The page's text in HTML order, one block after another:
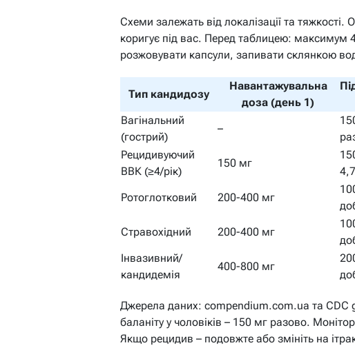
Схеми залежать від локалізації та тяжкості.
коригує під вас. Перед таблицею: максимум
розжовувати капсули, запивати склянкою
Тип кандидозу
Навантажувальна
доза (день 1)
Вагінальний
(гострий)
–
Рецидивуючий
ВВК (≥4/рік)
150 мг
Ротоглотковий
200-400 мг
Стравохідний 200-400 мг
Інвазивний/
кандидемія
400-800 мг
Джерела даних: compendium.com.ua та CDC
баланіту у чоловіків – 150 мг разово.
Якщо рецидив – подовжте або змініть на